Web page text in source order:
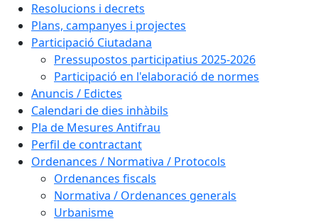
Resolucions i decrets
Plans, campanyes i projectes
Participació Ciutadana
Pressupostos participatius 2025-2026
Participació en l'elaboració de normes
Anuncis / Edictes
Calendari de dies inhàbils
Pla de Mesures Antifrau
Perfil de contractant
Ordenances / Normativa / Protocols
Ordenances fiscals
Normativa / Ordenances generals
Urbanisme